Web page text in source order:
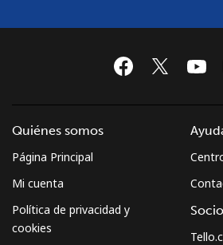
Quiénes somos
Página Principal
Mi cuenta
Política de privacidad y
cookies